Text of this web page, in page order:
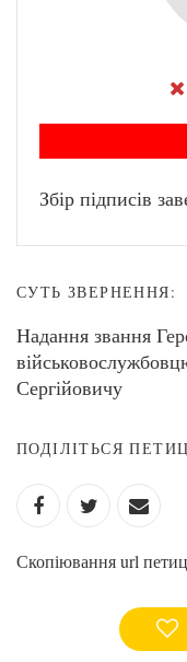
Збір підписів
СУТЬ ЗВЕРНЕННЯ:
Надання звання
Сергійовичу
ПОДІЛІТЬСЯ
Скопіювання url